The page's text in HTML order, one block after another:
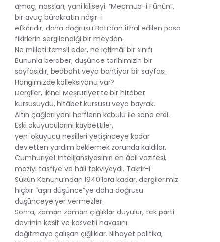
amaç; nassları, yani kiliseyi. “Mecmua-i Fünûn”,
bir avuç bürokratın nâşir-i
efkârıdır; daha doğrusu Batı’dan ithal edilen posa
fikirlerin sergilendiği bir meydan.
Ne milleti temsil eder, ne içtimâi bir sınıfı.
Bununla beraber, düşünce tarihimizin bir
sayfasıdır; bedbaht veya bahtiyar bir sayfası.
Hangimizde kolleksiyonu var?
Dergiler, İkinci Meşrutiyet’te bir hitâbet
kürsüsüydü, hitâbet kürsüsü veya bayrak.
Altın çağları yeni harflerin kabulü ile sona erdi.
Eski okuyucularını kaybettiler,
yeni okuyucu nesilleri yetişinceye kadar
devletten yardım beklemek zorunda kaldılar.
Cumhuriyet intelijansiyasının en âcil vazifesi,
maziyi tasfiye ve hâli takviyeydi. Takrir-i
Sükûn Kanunu’ndan 1940’lara kadar, dergilerimiz
hiçbir “aşırı düşünce”ye daha doğrusu
düşünceye yer vermezler.
Sonra, zaman zaman çığlıklar duyulur, tek parti
devrinin kesif ve kasvetli havasını
dağıtmaya çalışan çığlıklar. Nihayet politika,